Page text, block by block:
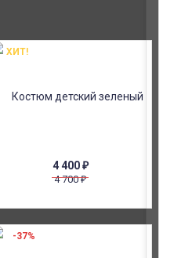
4 400₽
4 700₽
ХИТ!
-37%